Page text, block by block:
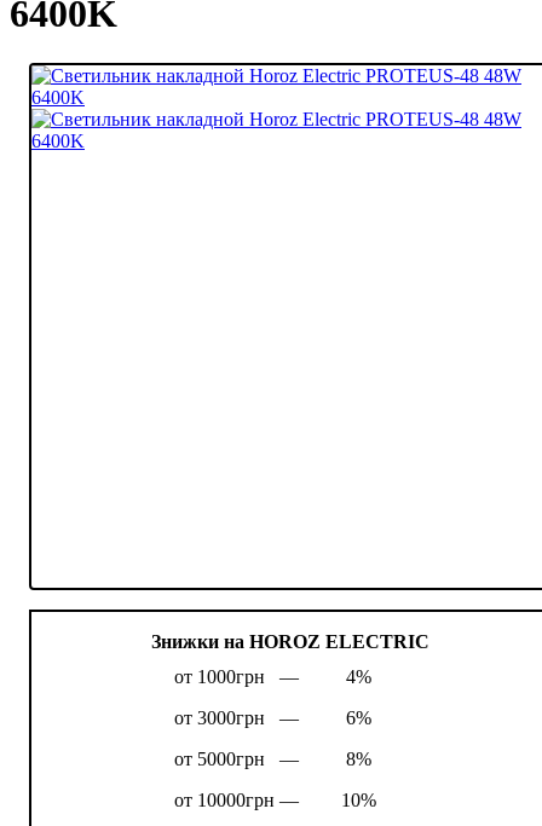
6400K
Знижки на HOROZ ELECTRIC
от 1000грн —
4%
от 3000грн —
6%
от 5000грн —
8%
от 10000грн —
10%